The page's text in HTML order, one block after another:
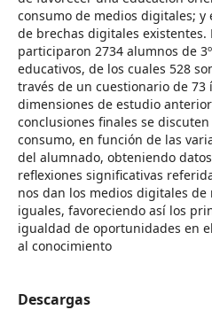
consumo de medios digitales;
de brechas digitales existentes.
participaron 2734 alumnos de
educativos, de los cuales 528
través de un cuestionario de 73
dimensiones de estudio
conclusiones finales se
consumo, en función de las
del alumnado, obteniendo
reflexiones significativas
nos dan los medios digitales
iguales, favoreciendo así los
igualdad de oportunidades en
al conocimiento
Descargas